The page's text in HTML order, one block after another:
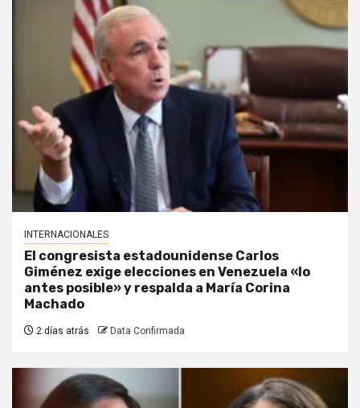
INTERNACIONALES
El congresista estadounidense Carlos
Giménez exige elecciones en Venezuela «lo
antes posible» y respalda a María Corina
Machado
2 días atrás Data Confirmada